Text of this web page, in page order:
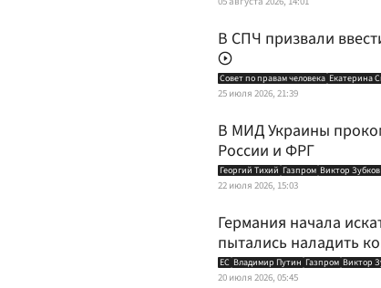
В СПЧ призвали
Совет по правам человека Екатерина
25 июля 2026, 21:39
В МИД Украины
России и ФРГ
Георгий Тихий Газпром Виктор Зубков
22 июля 2026, 15:03
Германия начала
пытались наладить
ЕС Владимир Путин Газпром Виктор
20 июля 2026, 05:45